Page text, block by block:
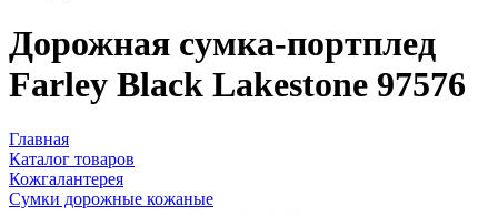
Дорожная сумка-портплед
Farley Black Lakestone 97576
Главная
Каталог товаров
Кожгалантерея
Сумки дорожные кожаные